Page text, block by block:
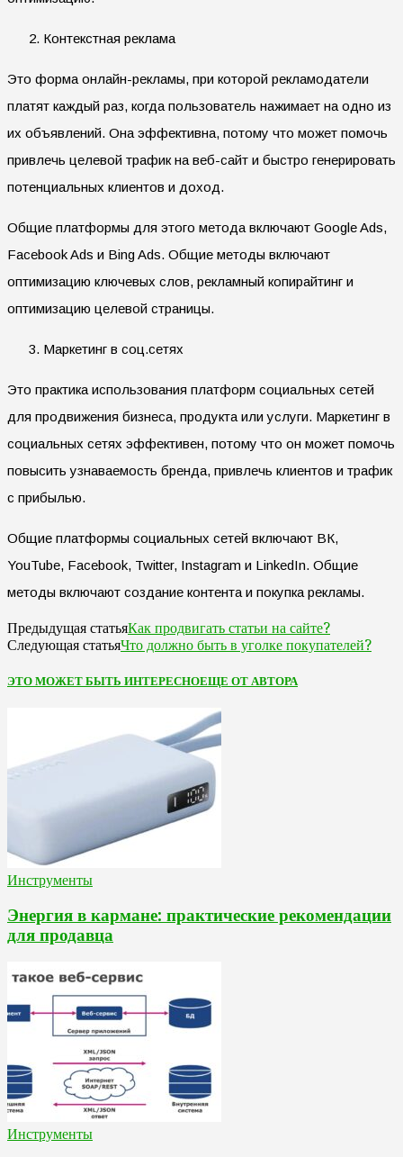
Контекстная реклама
Это форма онлайн-рекламы, при которой рекламодатели
платят каждый раз, когда пользователь нажимает на одно из
их объявлений. Она эффективна, потому что может помочь
привлечь целевой трафик на веб-сайт и быстро генерировать
потенциальных клиентов и доход.
Общие платформы для этого метода включают Google Ads,
Facebook Ads и Bing Ads. Общие методы включают
оптимизацию ключевых слов, рекламный копирайтинг и
оптимизацию целевой страницы.
Маркетинг в соц.сетях
Это практика использования платформ социальных сетей
для продвижения бизнеса, продукта или услуги. Маркетинг в
социальных сетях эффективен, потому что он может помочь
повысить узнаваемость бренда, привлечь клиентов и трафик
с прибылью.
Общие платформы социальных сетей включают ВК,
YouTube, Facebook, Twitter, Instagram и LinkedIn. Общие
методы включают создание контента и покупка рекламы.
Предыдущая статьяКак продвигать статьи на сайте?
Следующая статьяЧто должно быть в уголке покупателей?
ЭТО МОЖЕТ БЫТЬ ИНТЕРЕСНОЕЩЕ ОТ АВТОРА
Инструменты
Энергия в кармане: практические рекомендации
для продавца
Инструменты